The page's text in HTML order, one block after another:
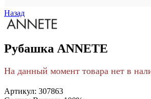
Назад
Рубашка ANNETE
На данный момент товара нет в
Артикул: 307863